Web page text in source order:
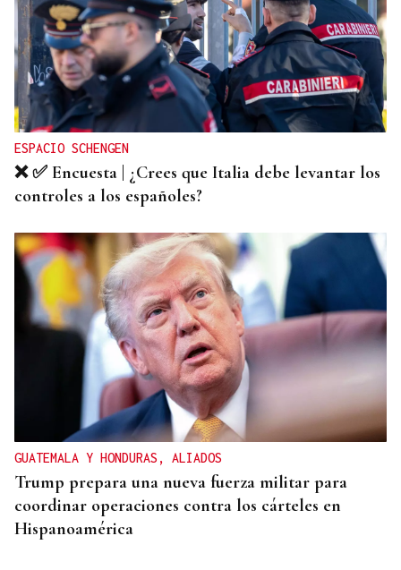
ESPACIO SCHENGEN
❌ ✅ Encuesta | ¿Crees que Italia debe levantar los
controles a los españoles?
GUATEMALA Y HONDURAS, ALIADOS
Trump prepara una nueva fuerza militar para
coordinar operaciones contra los cárteles en
Hispanoamérica